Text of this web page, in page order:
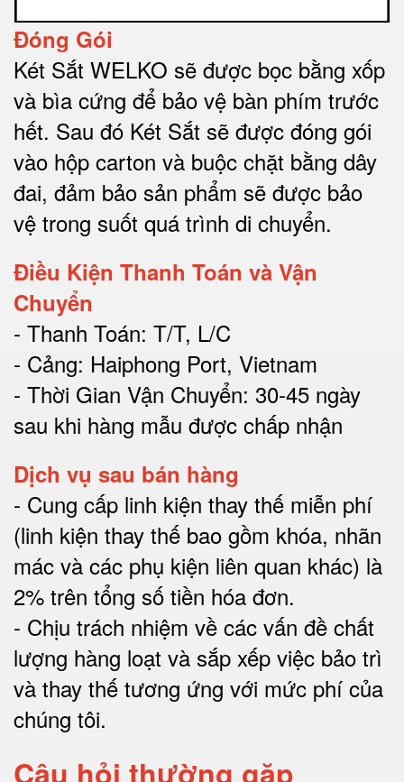
Đóng Gói
Két Sắt WELKO sẽ được bọc bằng xốp
và bìa cứng để bảo vệ bàn phím trước
hết. Sau đó Két Sắt sẽ được đóng gói
vào hộp carton và buộc chặt bằng dây
đai, đảm bảo sản phẩm sẽ được bảo
vệ trong suốt quá trình di chuyển.
Điều Kiện Thanh Toán và Vận
Chuyển
- Thanh Toán: T/T, L/C
- Cảng: Haiphong Port, Vietnam
- Thời Gian Vận Chuyển: 30-45 ngày
sau khi hàng mẫu được chấp nhận
Dịch vụ sau bán hàng
- Cung cấp linh kiện thay thế miễn phí
(linh kiện thay thế bao gồm khóa, nhãn
mác và các phụ kiện liên quan khác) là
2% trên tổng số tiền hóa đơn.
- Chịu trách nhiệm về các vấn đề chất
lượng hàng loạt và sắp xếp việc bảo trì
và thay thế tương ứng với mức phí của
chúng tôi.
Câu hỏi thường gặp